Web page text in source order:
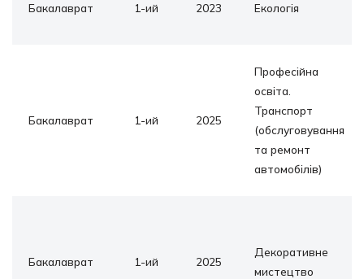
Бакалаврат 1-ий 2023 Екологія
Бакалаврат 1-ий 2025
Професійна
освіта.
Транспорт
(обслуговування
та ремонт
автомобілів)
Бакалаврат 1-ий 2025
Декоративне
мистецтво